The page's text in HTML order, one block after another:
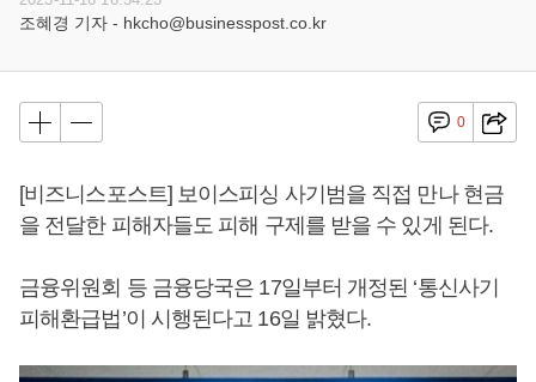
조혜경 기자 - hkcho@businesspost.co.kr
0
[비즈니스포스트] 보이스피싱 사기범을 직접 만나 현금
을 전달한 피해자들도 피해 구제를 받을 수 있게 된다.
금융위원회 등 금융당국은 17일부터 개정된 ‘통신사기
피해환급법’이 시행된다고 16일 밝혔다.